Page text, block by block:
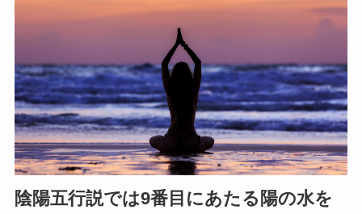
陰陽五行説では9番目にあたる陽の水を